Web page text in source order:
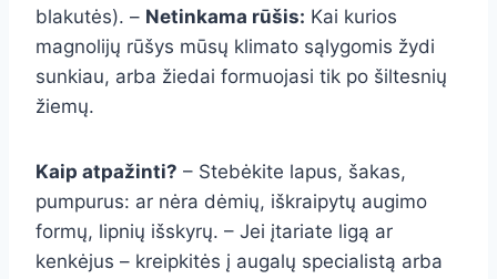
blakutės). – Netinkama rūšis: Kai kurios
magnolijų rūšys mūsų klimato sąlygomis žydi
sunkiau, arba žiedai formuojasi tik po šiltesnių
žiemų.
Kaip atpažinti? – Stebėkite lapus, šakas,
pumpurus: ar nėra dėmių, iškraipytų augimo
formų, lipnių išskyrų. – Jei įtariate ligą ar
kenkėjus – kreipkitės į augalų specialistą arba